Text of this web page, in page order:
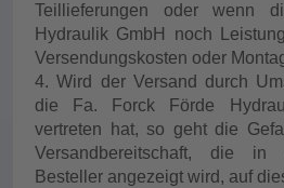
Teillieferungen oder wenn
Hydraulik GmbH noch
Versendungskosten oder
4. Wird der Versand durch
die Fa. Forck Förde
vertreten
hat, so geht die
Versandbereitschaft, die
Besteller angezeigt wird, auf